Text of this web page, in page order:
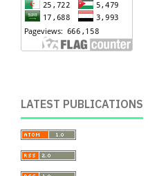
LATEST PUBLICATIONS